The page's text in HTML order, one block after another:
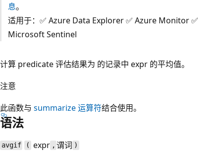
息。
适用于：✅ Azure Data Explorer ✅ Azure Monitor ✅
Microsoft Sentinel
计算 predicate 评估结果为 的记录中 expr 的平均值。
注意
此函数与 summarize 运算符结合使用。
语法
avgif ( expr , 谓词 )